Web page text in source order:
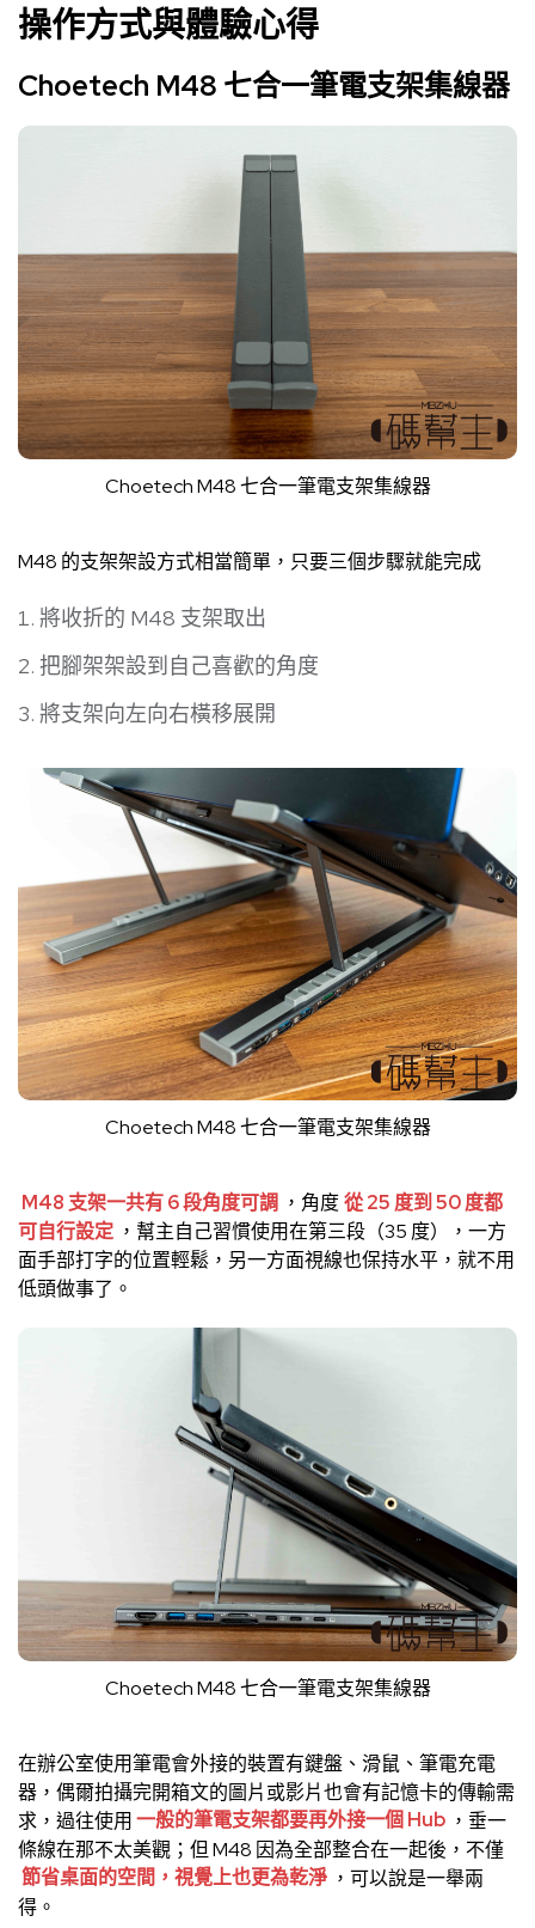
操作方式與體驗心得
Choetech M48 七合一筆電支架集線器
Choetech M48 七合一筆電支架集線器
M48 的支架架設方式相當簡單，只要三個步驟就能完成
將收折的 M48 支架取出
把腳架架設到自己喜歡的角度
將支架向左向右橫移展開
Choetech M48 七合一筆電支架集線器
M48 支架一共有 6 段角度可調 ，角度從 25 度到 50 度都
可自行設定 ，幫主自己習慣使用在第三段（35 度），一方
面手部打字的位置輕鬆，另一方面視線也保持水平，就不用
低頭做事了。
Choetech M48 七合一筆電支架集線器
在辦公室使用筆電會外接的裝置有鍵盤、滑鼠、筆電充電
器，偶爾拍攝完開箱文的圖片或影片也會有記憶卡的傳輸需
求，過往使用一般的筆電支架都要再外接一個 Hub ，垂一
條線在那不太美觀；但 M48 因為全部整合在一起後，不僅
節省桌面的空間，視覺上也更為乾淨 ，可以說是一舉兩
得。